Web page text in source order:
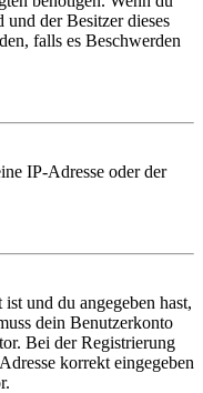
der Besitzer dieses
falls es Beschwerden
IP-Adresse oder der
und du angegeben hast,
dein Benutzerkonto
Bei der Registrierung
korrekt eingegeben